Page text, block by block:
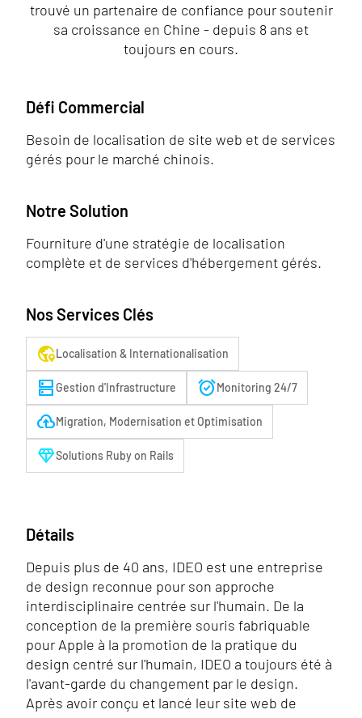
trouvé un partenaire de confiance pour soutenir
sa croissance en Chine - depuis 8 ans et
toujours en cours.
Défi Commercial
Besoin de localisation de site web et de services
gérés pour le marché chinois.
Notre Solution
Fourniture d'une stratégie de localisation
complète et de services d'hébergement gérés.
Nos Services Clés
globe_location_pinLocalisation & Internationalisation
dns Gestion d'Infrastructure alarm_onMonitoring 24/7
backupMigration, Modernisation et Optimisation
diamondSolutions Ruby on Rails
Détails
Depuis plus de 40 ans, IDEO est une entreprise
de design reconnue pour son approche
interdisciplinaire centrée sur l'humain. De la
conception de la première souris fabriquable
pour Apple à la promotion de la pratique du
design centré sur l'humain, IDEO a toujours été à
l'avant-garde du changement par le design.
Après avoir conçu et lancé leur site web de